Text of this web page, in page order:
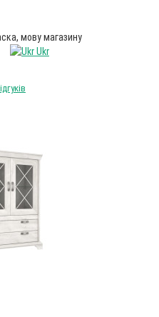
мову магазину
Ukr